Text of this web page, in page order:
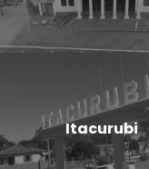
Itacurubi